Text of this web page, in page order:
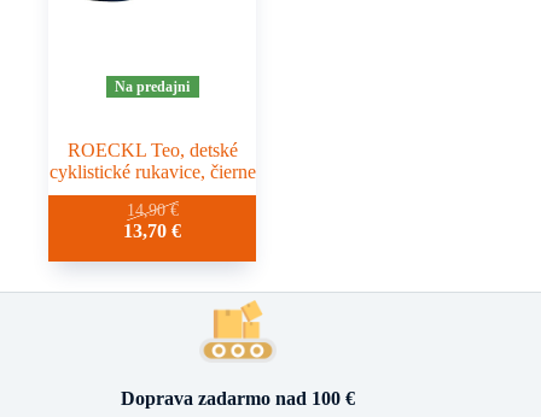
Na predajni
ROECKL Teo, detské
cyklistické rukavice, čierne
14,90€
Pôvodná
14,90 €.
13,70€Aktuálna
13,70 €.
variantov.
Doprava zadarmo nad 100 €